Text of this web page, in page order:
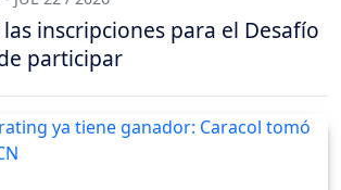
inscripciones para el Desafío
participar